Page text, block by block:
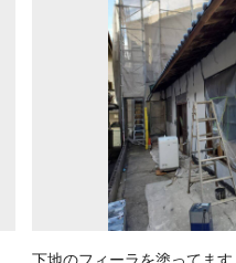
下地のフィーラを塗ってます